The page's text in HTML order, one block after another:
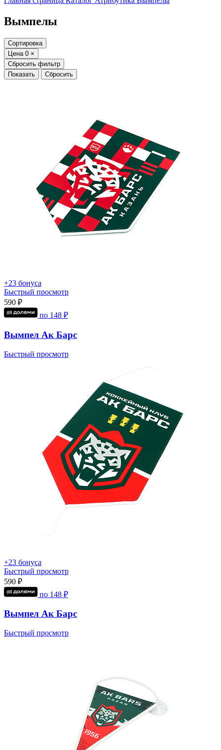
Вымпелы
Сортировка
Цена 0 ×
Сбросить фильтр
+23 бонуса
Быстрый просмотр
590 ₽
по 148 ₽
Вымпел Ак Барс
Быстрый просмотр
+23 бонуса
Быстрый просмотр
590 ₽
по 148 ₽
Вымпел Ак Барс
Быстрый просмотр